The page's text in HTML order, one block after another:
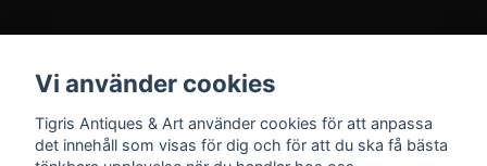
Sociala medier
Vi använder cookies
Tigris Antiques & Art använder cookies för att anpassa
det innehåll som visas för dig och för att du ska få bästa